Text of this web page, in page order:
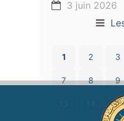
3 juin 2026
1 2 3
7 8 9
15